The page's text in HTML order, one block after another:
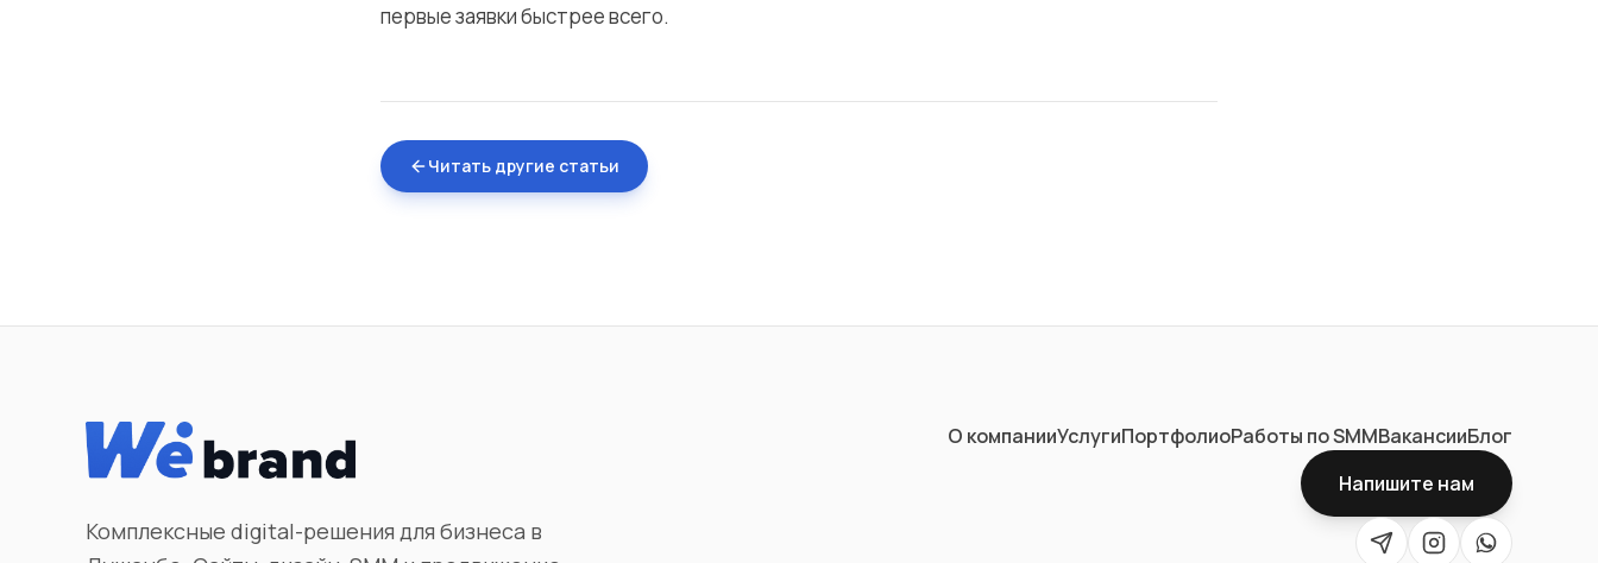
первые заявки быстрее всего.
Читать другие статьи
Комплексные digital-решения для бизнеса в
О компанииУслугиПортфолиоРаботы по SMMВакансииБлог
Напишите нам